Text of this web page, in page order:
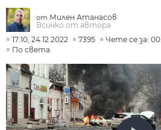
от Милен Атанасов
Всичко от автора
17:10, 24.12.2022 7395
Чете се за:
По света